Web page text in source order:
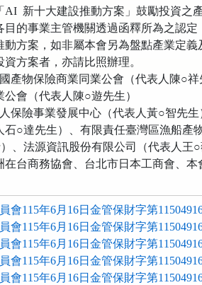
十大建設推動方案」鼓勵投資之產
業主管機關透過函釋所為之認定
，如非屬本會另為盤點產業定義
案者，亦請比照辦理。
產物保險商業同業公會（代表人陳○祥
（代表人陳○遊先生）
保險事業發展中心（代表人黃○智先生
達先生）、有限責任臺灣區漁船產物
法源資訊股份有限公司（代表人王○
商務協會、台北市日本工商會、本
會115年6月16日金管保財字第
會115年6月16日金管保財字第
會115年6月16日金管保財字第
會115年6月16日金管保財字第
會115年6月16日金管保財字第